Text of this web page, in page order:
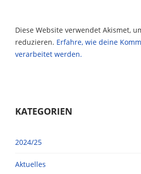
Diese Website verwendet Akismet,
reduzieren. Erfahre, wie deine
verarbeitet werden.
KATEGORIEN
2024/25
Aktuelles